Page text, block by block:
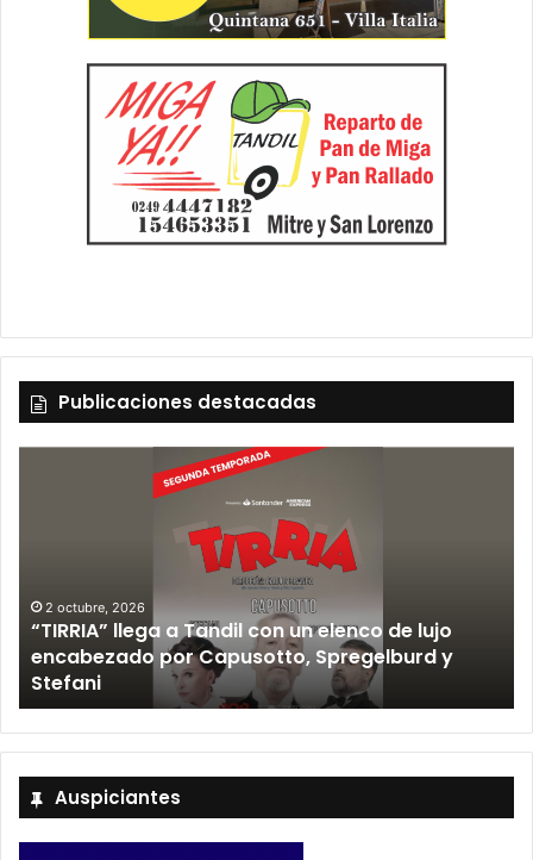
Publicaciones destacadas
2 octubre, 2026
“TIRRIA” llega a Tandil con un elenco de lujo
encabezado por Capusotto, Spregelburd y
Stefani
Auspiciantes